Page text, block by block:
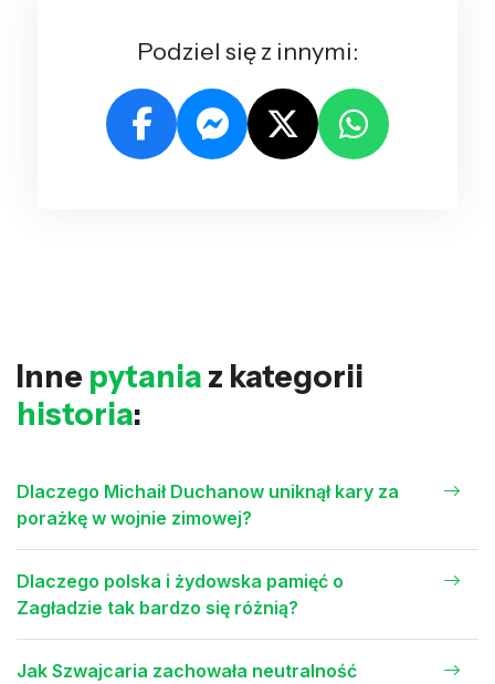
Podziel się z innymi:
Inne pytania z kategorii
historia:
Dlaczego Michaił Duchanow uniknął kary za
porażkę w wojnie zimowej?
Dlaczego polska i żydowska pamięć o
Zagładzie tak bardzo się różnią?
Jak Szwajcaria zachowała neutralność